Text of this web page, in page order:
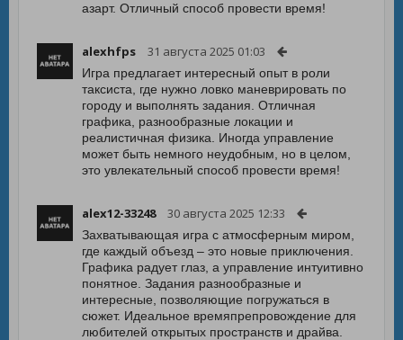
азарт. Отличный способ провести время!
alexhfps 31 августа 2025 01:03
Игра предлагает интересный опыт в роли
таксиста, где нужно ловко маневрировать по
городу и выполнять задания. Отличная
графика, разнообразные локации и
реалистичная физика. Иногда управление
может быть немного неудобным, но в целом,
это увлекательный способ провести время!
alex12-33248 30 августа 2025 12:33
Захватывающая игра с атмосферным миром,
где каждый объезд – это новые приключения.
Графика радует глаз, а управление интуитивно
понятное. Задания разнообразные и
интересные, позволяющие погружаться в
сюжет. Идеальное времяпрепровождение для
любителей открытых пространств и драйва.